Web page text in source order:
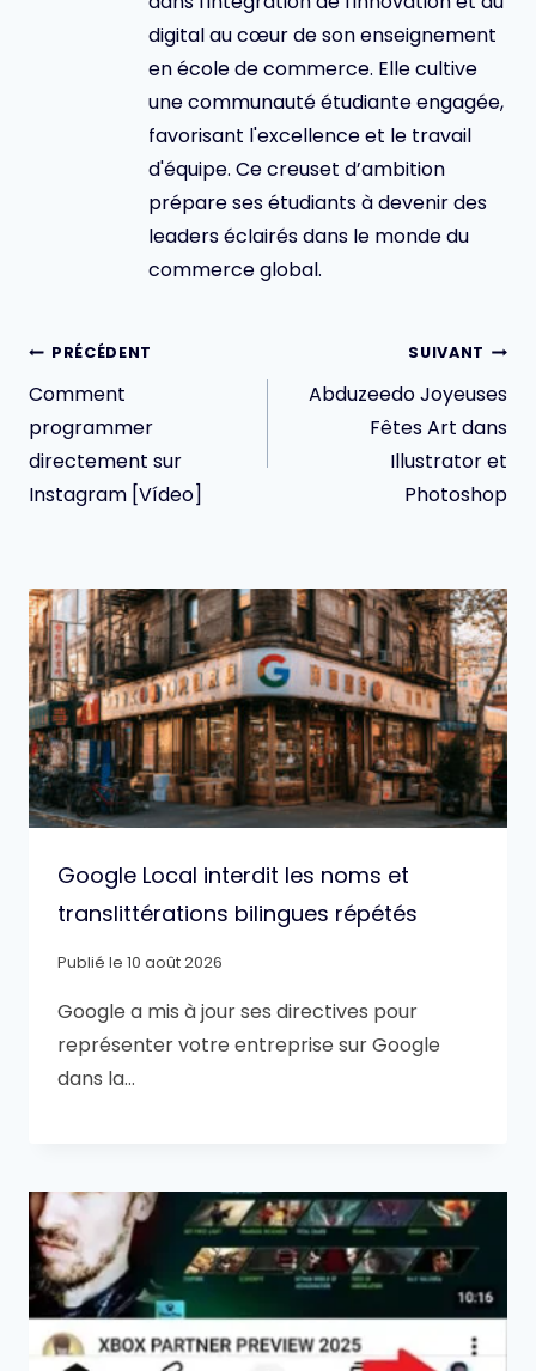
digital au cœur de son enseignement
en école de commerce. Elle cultive
une communauté étudiante engagée,
favorisant l'excellence et le travail
d'équipe. Ce creuset d’ambition
prépare ses étudiants à devenir des
leaders éclairés dans le monde du
commerce global.
Navigation
de
l’article
PRÉCÉDENT
Comment
programmer
directement sur
Instagram [Vídeo]
SUIVANT
Abduzeedo Joyeuses
Fêtes Art dans
Illustrator et
Photoshop
Google Local interdit les noms et
translittérations bilingues répétés
Publié le 10 août 2026
Google a mis à jour ses directives pour
représenter votre entreprise sur Google
dans la…